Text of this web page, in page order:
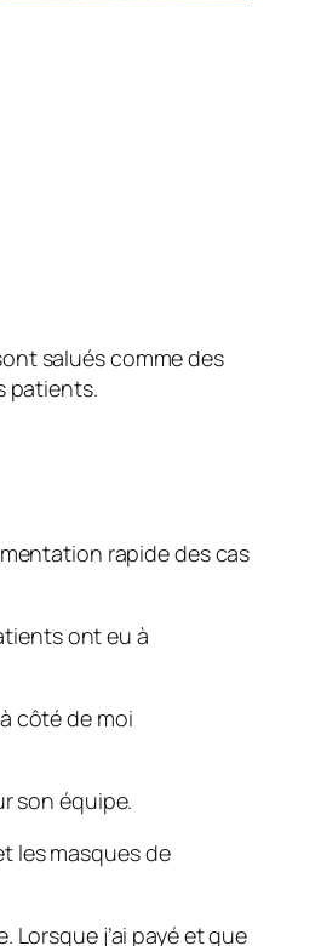
salués comme des
patients.
rapide des cas
ont eu à
côté de moi
son équipe.
les masques de
Lorsque j’ai payé et que